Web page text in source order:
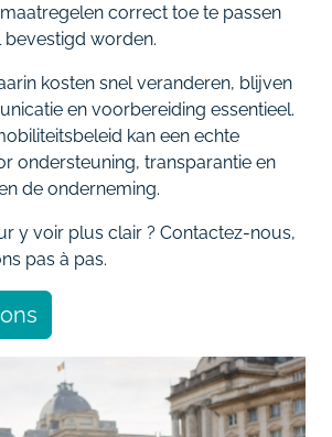
correct toe te passen
bevestigd worden.
kosten snel veranderen, blijven
en voorbereiding essentieel.
kan een echte
ondersteuning, transparantie en
de onderneming.
y voir plus clair ? Contactez-nous,
pas à pas.